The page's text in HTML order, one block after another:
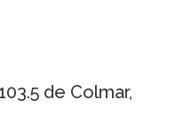
de Colmar,